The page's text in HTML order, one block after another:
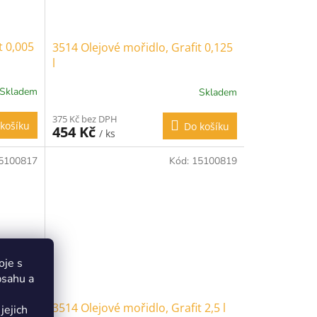
s
a
0,005
Skladem
3514 Olejové mořidlo, Grafit 0,125
l
Skladem
375 Kč bez DPH
454 Kč / ks
Do košíku
1 l 3514 Olejové mořidlo, Grafit 2,5 l
Kód: 15100819